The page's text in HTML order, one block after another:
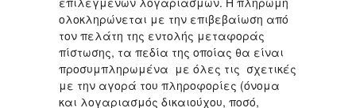
ολοκληρώνεται με την επιβεβαίωση από
τον πελάτη της εντολής μεταφοράς
πίστωσης, τα πεδία της οποίας θα είναι
προσυμπληρωμένα με όλες τις σχετικές
με την αγορά του πληροφορίες (όνομα
και λογαριασμός δικαιούχου, ποσό,